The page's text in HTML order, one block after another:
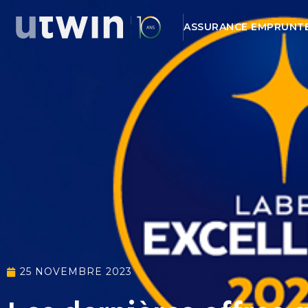
ASSURANCE
25 NOVEMBRE 2023